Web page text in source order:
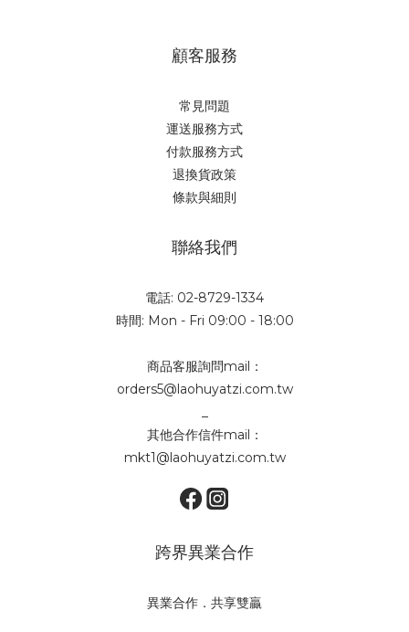
顧客服務
常見問題
運送服務方式
付款服務方式
退換貨政策
條款與細則
聯絡我們
電話: 02-8729-1334
時間: Mon - Fri 09:00 - 18:00
商品客服詢問mail：
orders5@laohuyatzi.com.tw
其他合作信件mail：
mkt1@laohuyatzi.com.tw
跨界異業合作
異業合作．共享雙贏